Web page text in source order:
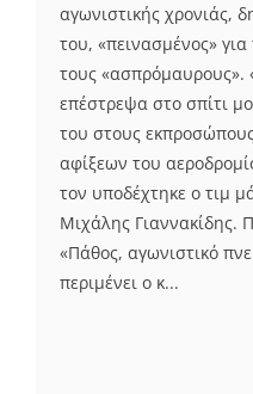
αγωνιστικής χρονιάς,
του, «πεινασμένος»
τους «ασπρόμαυρους».
επέστρεψα στο σπίτι
του στους
αφίξεων του
τον υποδέχτηκε ο τιμ
Μιχάλης Γιαννακίδης.
«Πάθος, αγωνιστικό
περιμένει ο κ...